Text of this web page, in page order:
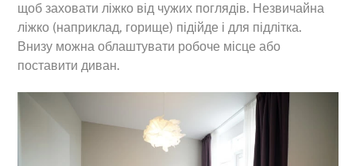
щоб заховати ліжко від чужих поглядів. Незвичайна
ліжко (наприклад, горище) підійде і для підлітка.
Внизу можна облаштувати робоче місце або
поставити диван.